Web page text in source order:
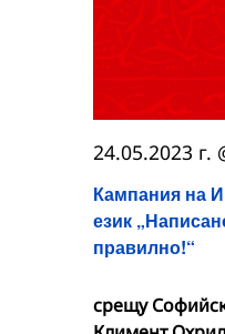
Кампания на
език
правилно!“
24.05.2023 г.
срещу